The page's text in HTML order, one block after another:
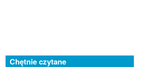
Chętnie czytane